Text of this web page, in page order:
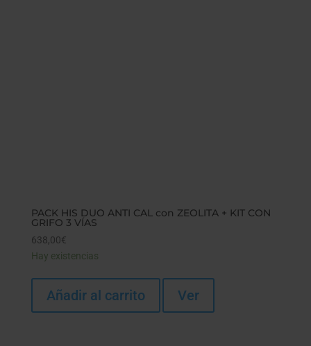
PACK HIS DUO ANTI CAL con ZEOLITA + KIT CON
GRIFO 3 VÍAS
638,00€
Hay existencias
Añadir al carrito Ver